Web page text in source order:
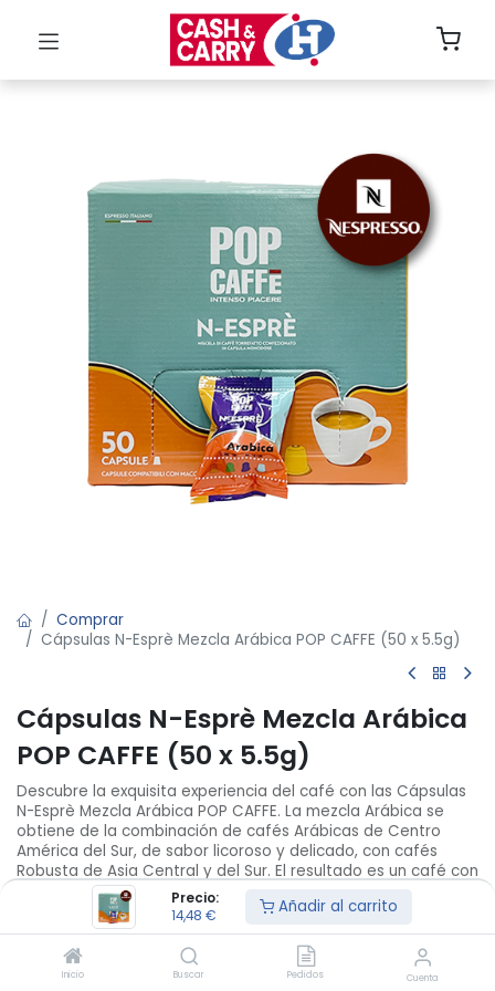
Precio:
14,48 € Añadir al carrito
Inicio Buscar Pedidos Cuenta
Comprar
Cápsulas N-Esprè Mezcla Arábica POP CAFFE (50 x 5.5g)
Cápsulas N-Esprè Mezcla Arábica
POP CAFFE (50 x 5.5g)
Descubre la exquisita experiencia del café con las Cápsulas
N-Esprè Mezcla Arábica POP CAFFE. La mezcla Arábica se
obtiene de la combinación de cafés Arábicas de Centro
América del Sur, de sabor licoroso y delicado, con cafés
Robusta de Asia Central y del Sur. El resultado es un café con
un sabor delicado, parecido al licor, y un sabor fuerte y
especiado.
Cápsulas compatibles con máquinas Nespresso,
empaquetado en cajas de 50 cápsulas. Para preservar el